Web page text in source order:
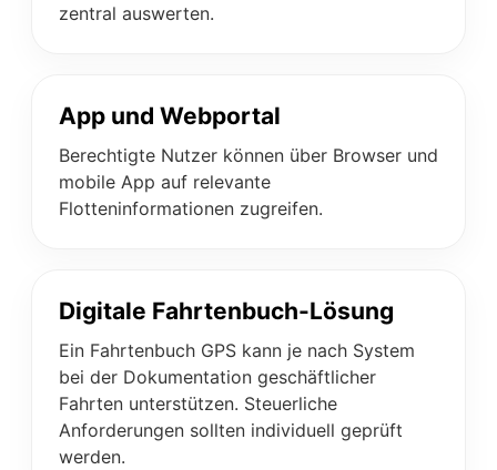
zentral auswerten.
App und Webportal
Berechtigte Nutzer können über Browser und
mobile App auf relevante
Flotteninformationen zugreifen.
Digitale Fahrtenbuch-Lösung
Ein Fahrtenbuch GPS kann je nach System
bei der Dokumentation geschäftlicher
Fahrten unterstützen. Steuerliche
Anforderungen sollten individuell geprüft
werden.